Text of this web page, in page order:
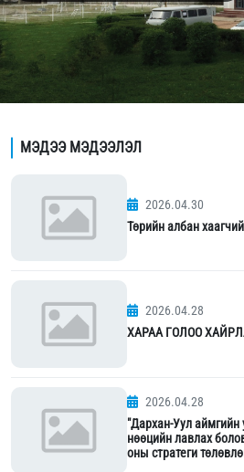
МЭДЭЭ МЭДЭЭЛЭЛ
2026.04.30
Төрийн албан
2026.04.28
ХАРАА ГОЛОО
2026.04.28
"Дархан-Уул аймгийн
нөөцийн лавлах
оны стратеги